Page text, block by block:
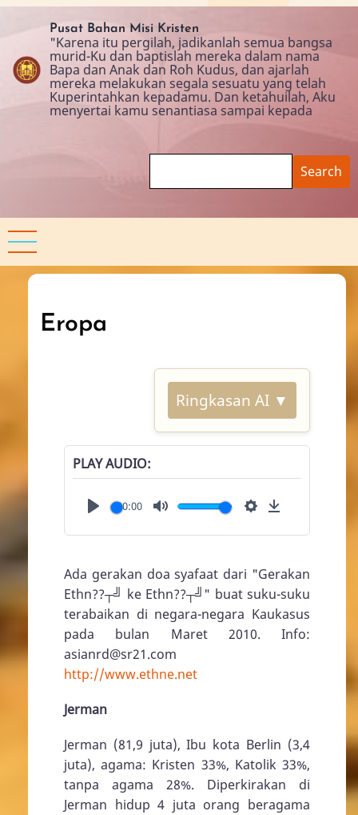
Skip
content
Pusat Bahan Misi Kristen
"Karena itu pergilah, jadikanlah semua bangsa
murid-Ku dan baptislah mereka dalam nama
Bapa dan Anak dan Roh Kudus, dan ajarlah
mereka melakukan segala sesuatu yang telah
Kuperintahkan kepadamu. Dan ketahuilah, Aku
menyertai kamu senantiasa sampai kepada
Eropa
Ringkasan AI ▼
PLAY AUDIO
00:00
Ada gerakan doa syafaat dari "Gerakan
Ethn??┬╝ ke Ethn??┬╝" buat suku-suku
terabaikan di negara-negara Kaukasus
pada bulan Maret 2010. Info:
asianrd@sr21.com
http://www.ethne.net
Jerman
Jerman (81,9 juta), Ibu kota Berlin (3,4
juta), agama: Kristen 33%, Katolik 33%,
tanpa agama 28%. Diperkirakan di
Jerman hidup 4 juta orang beragama